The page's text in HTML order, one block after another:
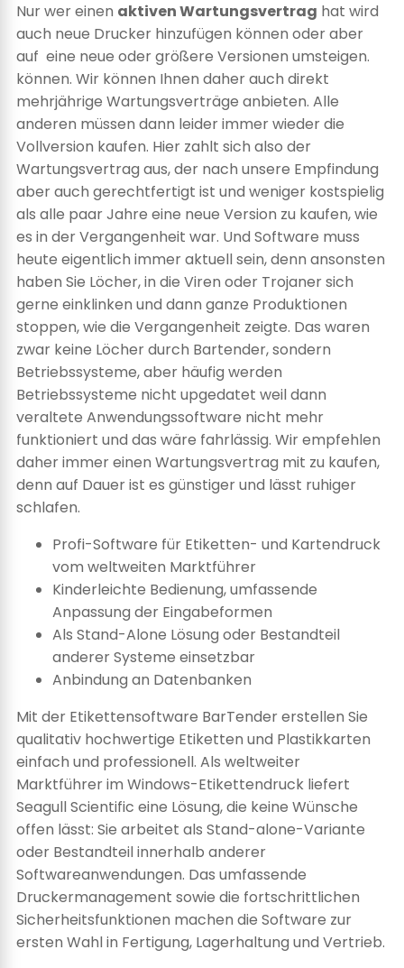
Nur wer einen aktiven Wartungsvertrag hat wird
auch neue Drucker hinzufügen können oder aber
auf eine neue oder größere Versionen umsteigen.
können. Wir können Ihnen daher auch direkt
mehrjährige Wartungsverträge anbieten. Alle
anderen müssen dann leider immer wieder die
Vollversion kaufen. Hier zahlt sich also der
Wartungsvertrag aus, der nach unsere Empfindung
aber auch gerechtfertigt ist und weniger kostspielig
als alle paar Jahre eine neue Version zu kaufen, wie
es in der Vergangenheit war. Und Software muss
heute eigentlich immer aktuell sein, denn ansonsten
haben Sie Löcher, in die Viren oder Trojaner sich
gerne einklinken und dann ganze Produktionen
stoppen, wie die Vergangenheit zeigte. Das waren
zwar keine Löcher durch Bartender, sondern
Betriebssysteme, aber häufig werden
Betriebssysteme nicht upgedatet weil dann
veraltete Anwendungssoftware nicht mehr
funktioniert und das wäre fahrlässig. Wir empfehlen
daher immer einen Wartungsvertrag mit zu kaufen,
denn auf Dauer ist es günstiger und lässt ruhiger
schlafen.
Profi-Software für Etiketten- und Kartendruck
vom weltweiten Marktführer
Kinderleichte Bedienung, umfassende
Anpassung der Eingabeformen
Als Stand-Alone Lösung oder Bestandteil
anderer Systeme einsetzbar
Anbindung an Datenbanken
Mit der Etikettensoftware BarTender erstellen Sie
qualitativ hochwertige Etiketten und Plastikkarten
einfach und professionell. Als weltweiter
Marktführer im Windows-Etikettendruck liefert
Seagull Scientific eine Lösung, die keine Wünsche
offen lässt: Sie arbeitet als Stand-alone-Variante
oder Bestandteil innerhalb anderer
Softwareanwendungen. Das umfassende
Druckermanagement sowie die fortschrittlichen
Sicherheitsfunktionen machen die Software zur
ersten Wahl in Fertigung, Lagerhaltung und Vertrieb.